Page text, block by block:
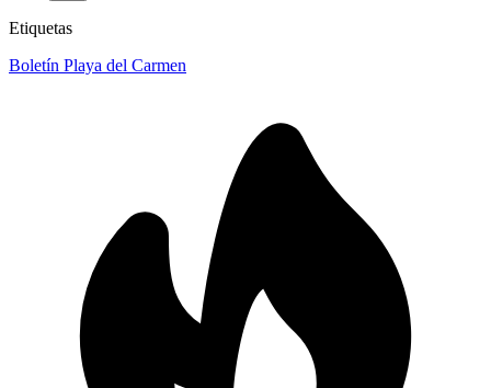
Etiquetas
Boletín Playa del Carmen